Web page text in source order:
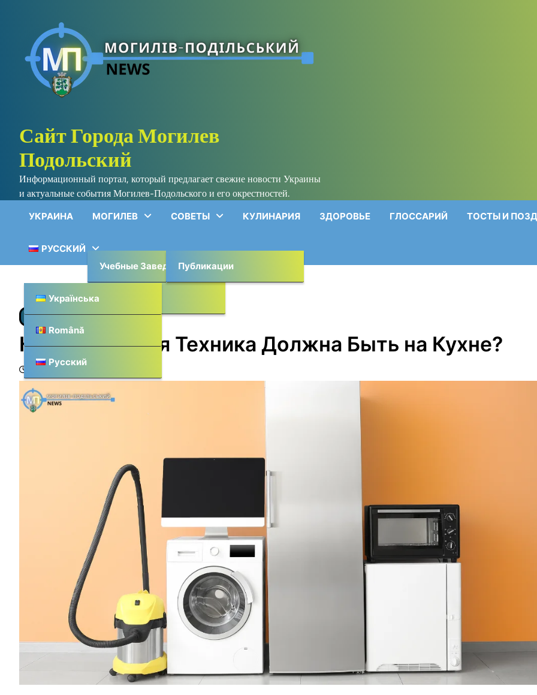
Сайт Города Могилев
Подольский
Информационный портал, который предлагает свежие новости Украины
и актуальные события Могилев-Подольского и его окрестностей.
УКРАИНА МОГИЛЕВ
Учебные Заведения
СОВЕТЫ
Публикации
КУЛИНАРИЯ ЗДОРОВЬЕ ГЛОССАРИЙ ТОСТЫ И
РУССКИЙ
Українська
Română
Русский
СОВЕТЫ
Какая Бытовая Техника Должна Быть на Кухне?
09.05.2024